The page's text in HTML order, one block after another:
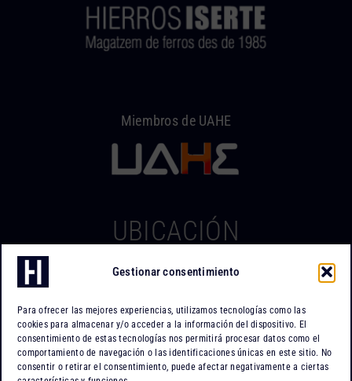
Gestionar consentimiento
Para ofrecer las mejores experiencias, utilizamos tecnologías como las
cookies para almacenar y/o acceder a la información del dispositivo. El
consentimiento de estas tecnologías nos permitirá procesar datos como el
comportamiento de navegación o las identificaciones únicas en este sitio. No
consentir o retirar el consentimiento, puede afectar negativamente a ciertas
Miembros de UAHE
UBICACIÓN
Hierros Iserte
Po. Ind. Can Tapiola
08110 Montcada i Reixac
Barcelona